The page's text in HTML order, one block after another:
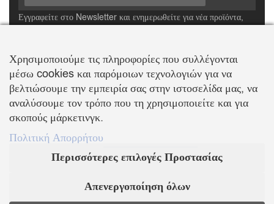
Εγγραφείτε στο Newsletter και ενημερωθείτε για νέα προϊόντα,
ΒΑΛΛΗΣ Χ.-ΑΒΑΓΙΑΝΟΣ Ε. ΕΜΠΟΡΙΚΗ ΕΤΑΙΡΕΙΑ Ο.Ε.
Τα λογότυπα SWAROVSKI & SWAN είναι κατοχυρωμένα σήματα της Swarovski AG
Με την επιφύλαξη κάθε νόμιμου δικαιώματος
Χρησιμοποιούμε τις πληροφορίες που συλλέγονται
μέσω cookies και παρόμοιων τεχνολογιών για να
βελτιώσουμε την εμπειρία σας στην ιστοσελίδα μας, να
αναλύσουμε τον τρόπο που τη χρησιμοποιείτε και για
σκοπούς μάρκετινγκ.
Πολιτική Απορρήτου
Περισσότερες επιλογές Προστασίας
Απενεργοποίηση όλων